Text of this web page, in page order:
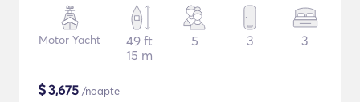
Motor Yacht
49 ft
15 m
5 3 3
$3,675 /noapte